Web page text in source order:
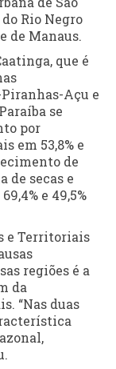
Rio Negro
de Manaus.
que é
Açu e
se
por
em 53,8% e
de
de secas e
e 49,5%
e Territoriais
regiões é a
da
“Nas duas